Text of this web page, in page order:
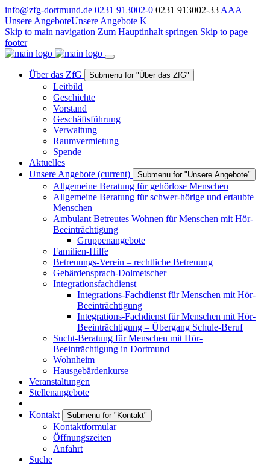
info@zfg-dortmund.de 0231 913002-0 0231 913002-33 AAA
Unsere AngeboteUnsere Angebote K
Skip to main navigation Zum Hauptinhalt springen Skip to page
footer
Über das ZfG Submenu for "Über das ZfG"
Leitbild
Geschichte
Vorstand
Geschäftsführung
Verwaltung
Raumvermietung
Spende
Aktuelles
Unsere Angebote (current) Submenu for "Unsere Angebote"
Allgemeine Beratung für gehörlose Menschen
Allgemeine Beratung für schwer-hörige und ertaubte
Menschen
Ambulant Betreutes Wohnen für Menschen mit Hör-
Beeinträchtigung
Gruppenangebote
Familien-Hilfe
Betreuungs-Verein – rechtliche Betreuung
Gebärdensprach-Dolmetscher
Integrationsfachdienst
Integrations-Fachdienst für Menschen mit Hör-
Beeinträchtigung
Integrations-Fachdienst für Menschen mit Hör-
Beeinträchtigung – Übergang Schule-Beruf
Sucht-Beratung für Menschen mit Hör-
Beeinträchtigung in Dortmund
Wohnheim
Hausgebärdenkurse
Veranstaltungen
Stellenangebote
Kontakt Submenu for "Kontakt"
Kontaktformular
Öffnungszeiten
Anfahrt
Suche